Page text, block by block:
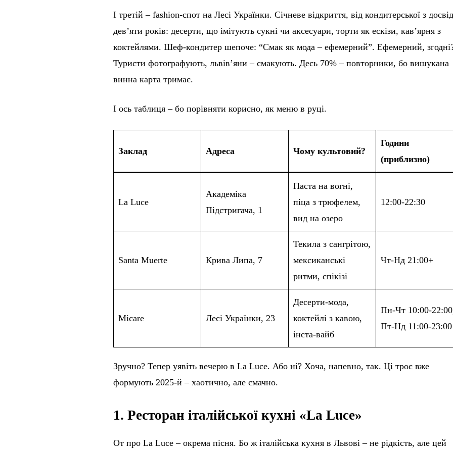
І третій – fashion-спот на Лесі Українки. Січневе відкриття, від кондитерської з
дев’яти років: десерти, що імітують сукні чи аксесуари, торти як ескізи, кав’ярня з
коктейлями. Шеф-кондитер шепоче: “Смак як мода – ефемерний”. Ефемерний,
Туристи фотографують, львів’яни – смакують. Десь 70% – повторники, бо вишукана
винна карта тримає.
І ось таблиця – бо порівняти корисно, як меню в руці.
Заклад Адреса Чому культовий?
Години
(приблизно)
La Luce
Академіка
Підстригача, 1
Паста на вогні,
піца з трюфелем,
вид на озеро
12:00-22:30
Santa Muerte Крива Липа, 7
Текила з сангрітою,
мексиканські
ритми, спікізі
Чт-Нд 21:00+
Micare Лесі Українки, 23
Десерти-мода,
коктейлі з кавою,
інста-вайб
Пн-Чт 10:00-
Пт-Нд 11:00-23:00
Зручно? Тепер уявіть вечерю в La Luce. Або ні? Хоча, напевно, так. Ці троє вже
формують 2025-й – хаотично, але смачно.
1. Ресторан італійської кухні «La Luce»
От про La Luce – окрема пісня. Бо ж італійська кухня в Львові – не рідкість, але цей